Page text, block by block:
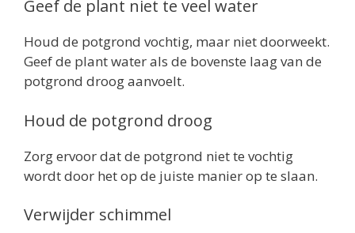
Geef de plant niet te veel water
Houd de potgrond vochtig, maar niet doorweekt.
Geef de plant water als de bovenste laag van de
potgrond droog aanvoelt.
Houd de potgrond droog
Zorg ervoor dat de potgrond niet te vochtig
wordt door het op de juiste manier op te slaan.
Verwijder schimmel